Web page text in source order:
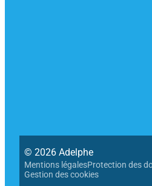
© 2026 Adelphe
Mentions légalesProtection des
Gestion des cookies